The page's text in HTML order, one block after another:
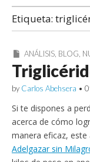
Etiqueta:
ANÁLISIS, BLOG,
by Carlos Abehsera •
Si te dispones a
acerca de cómo
manera eficaz, este
Adelgazar sin